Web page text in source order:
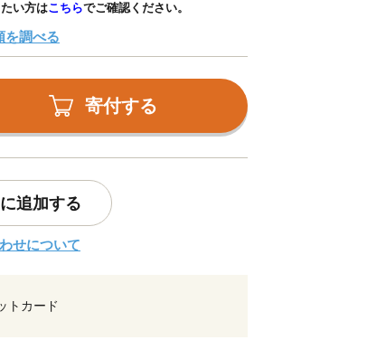
い方はこちらでご確認ください。
を調べる
寄付する
追加する
せについて
トカード